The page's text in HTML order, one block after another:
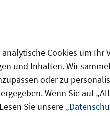
Cookies um Ihr
und Inhalten. Wir
oder zu
Wenn Sie auf
Sie unsere „
der